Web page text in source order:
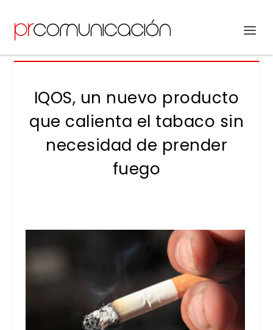
IQOS, un nuevo producto
que calienta el tabaco sin
necesidad de prender
fuego